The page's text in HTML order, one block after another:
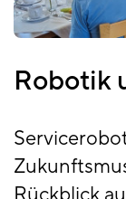
Robotik